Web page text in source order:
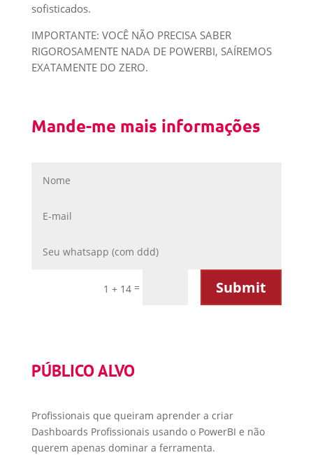
sofisticados.
IMPORTANTE: VOCÊ NÃO PRECISA SABER
RIGOROSAMENTE NADA DE POWERBI, SAÍREMOS
EXATAMENTE DO ZERO.
Mande-me mais informações
1 + 14 = Submit
PÚBLICO ALVO
Profissionais que queiram aprender a criar
Dashboards Profissionais usando o PowerBI e não
querem apenas dominar a ferramenta.